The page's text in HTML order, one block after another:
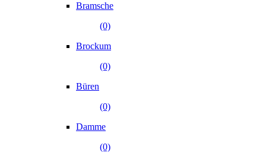
Bramsche
(0)
Brockum
(0)
Büren
(0)
Damme
(0)